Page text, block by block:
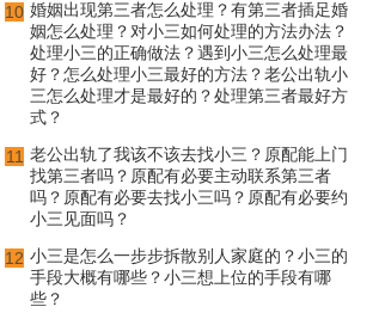
10 婚姻出现第三者怎么处理？有第三者插足婚
姻怎么处理？对小三如何处理的方法办法？
处理小三的正确做法？遇到小三怎么处理最
好？怎么处理小三最好的方法？老公出轨小
三怎么处理才是最好的？处理第三者最好方
式？
11 老公出轨了我该不该去找小三？原配能上门
找第三者吗？原配有必要主动联系第三者
吗？原配有必要去找小三吗？原配有必要约
小三见面吗？
12 小三是怎么一步步拆散别人家庭的？小三的
手段大概有哪些？小三想上位的手段有哪
些？